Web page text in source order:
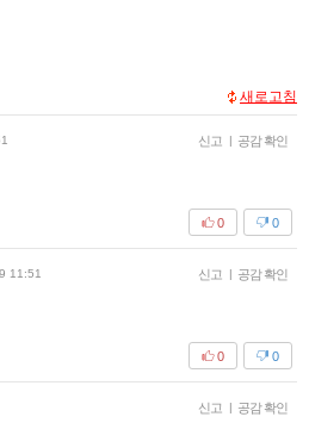
새로고침
신고 | 공감 확인
0
0
11:51 신고 | 공감 확인
0
0
신고 | 공감 확인